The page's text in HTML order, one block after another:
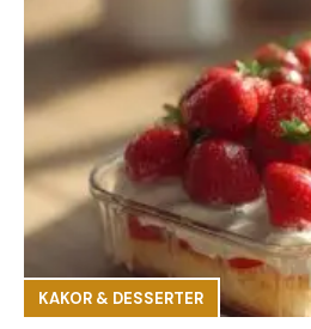
KAKOR & DESSERTER